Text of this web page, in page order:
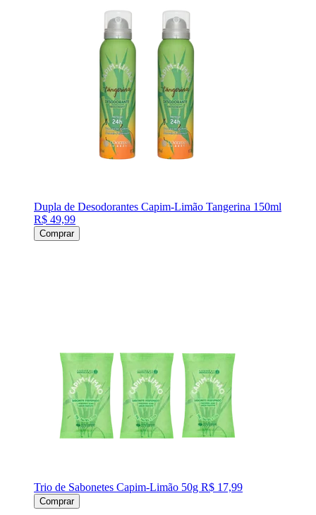
Dupla de Desodorantes Capim-Limão Tangerina 150ml
R$ 49,99
Comprar
Trio de Sabonetes Capim-Limão 50g R$ 17,99
Comprar